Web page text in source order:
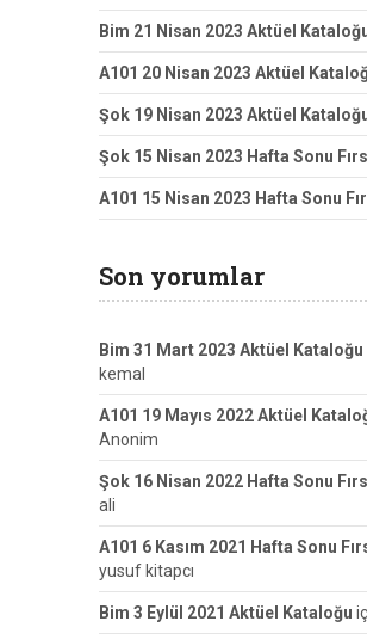
Bim 21 Nisan 2023 Aktüel
A101 20 Nisan 2023 Aktüel
Şok 19 Nisan 2023 Aktüel
Şok 15 Nisan 2023 Hafta Sonu
A101 15 Nisan 2023 Hafta Sonu
Son yorumlar
Bim 31 Mart 2023 Aktüel Kataloğu
kemal
A101 19 Mayıs 2022 Aktüel
Anonim
Şok 16 Nisan 2022 Hafta Sonu
ali
A101 6 Kasım 2021 Hafta Sonu
yusuf kitapcı
Bim 3 Eylül 2021 Aktüel Kataloğu